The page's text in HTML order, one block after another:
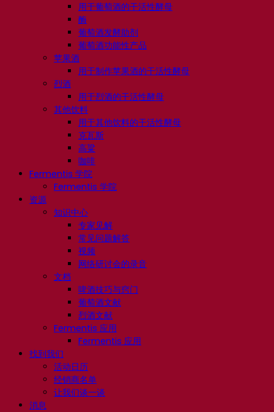
用于葡萄酒的干活性酵母
酶
葡萄酒发酵助剂
葡萄酒功能性产品
苹果酒
用于制作苹果酒的干活性酵母
烈酒
用于烈酒的干活性酵母
其他饮料
用于其他饮料的干活性酵母
克瓦斯
高粱
咖啡
Fermentis 学院
Fermentis 学院
资源
知识中心
专家见解
常见问题解答
视频
网络研讨会的录音
文档
啤酒技巧与窍门
葡萄酒文献
烈酒文献
Fermentis 应用
Fermentis 应用
找到我们
活动日历
经销商名单
让我们谈一谈
消息